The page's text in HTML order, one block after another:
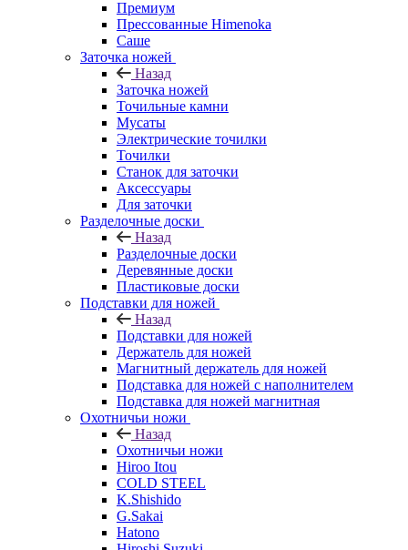
Премиум
Прессованные Himenoka
Саше
Заточка ножей
Назад
Заточка ножей
Точильные камни
Мусаты
Электрические точилки
Точилки
Станок для заточки
Аксессуары
Для заточки
Разделочные доски
Назад
Разделочные доски
Деревянные доски
Пластиковые доски
Подставки для ножей
Назад
Подставки для ножей
Держатель для ножей
Магнитный держатель для ножей
Подставка для ножей с наполнителем
Подставка для ножей магнитная
Охотничьи ножи
Назад
Охотничьи ножи
Hiroo Itou
COLD STEEL
K.Shishido
G.Sakai
Hatono